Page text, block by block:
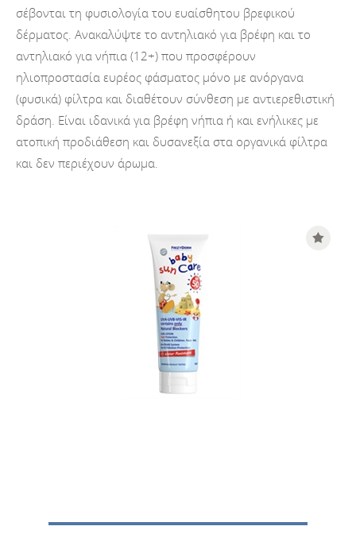
σέβονται τη φυσιολογία του ευαίσθητου βρεφικού
δέρματος. Ανακαλύψτε το αντηλιακό για βρέφη και το
αντηλιακό για νήπια (12+) που προσφέρουν
ηλιοπροστασία ευρέος φάσματος μόνο με ανόργανα
(φυσικά) φίλτρα και διαθέτουν σύνθεση με αντιερεθιστική
δράση. Είναι ιδανικά για βρέφη νήπια ή και ενήλικες με
ατοπική προδιάθεση και δυσανεξία στα οργανικά φίλτρα
και δεν περιέχουν άρωμα.